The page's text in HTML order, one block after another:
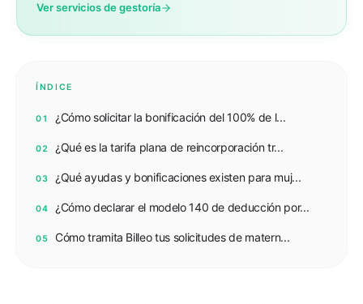
Ver servicios de gestoría
ÍNDICE
01 ¿Cómo solicitar la bonificación del 100% de l...
02 ¿Qué es la tarifa plana de reincorporación tr...
03 ¿Qué ayudas y bonificaciones existen para muj...
04 ¿Cómo declarar el modelo 140 de deducción por...
05 Cómo tramita Billeo tus solicitudes de matern...